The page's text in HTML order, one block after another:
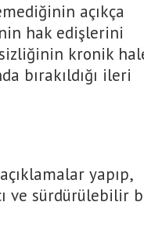
açıkça
hak edişlerini
kronik
bırakıldığı ileri
yapıp,
ve sürdürülebilir